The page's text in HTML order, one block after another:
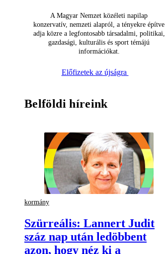
A Magyar Nemzet közéleti napilap
konzervatív, nemzeti alapról, a tényekre építve
adja közre a legfontosabb társadalmi, politikai,
gazdasági, kulturális és sport témájú
információkat.
Előfizetek az újságra
Belföldi híreink
kormány
Szürreális: Lannert Judit
száz nap után ledöbbent
azon, hogy néz ki a